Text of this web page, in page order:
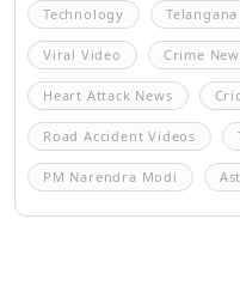
Technology Telangana
Viral Video Crime
Heart Attack News
Road Accident Videos
PM Narendra Modi